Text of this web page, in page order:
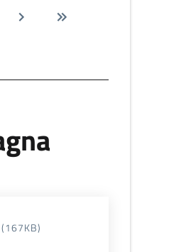
(167KB)